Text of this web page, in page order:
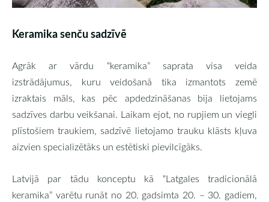
Keramika senču sadzīvē
Agrāk ar vārdu “keramika” saprata visa veida
izstrādājumus, kuru veidošanā tika izmantots zemē
izraktais māls, kas pēc apdedzināšanas bija lietojams
sadzīves darbu veikšanai. Laikam ejot, no rupjiem un viegli
plīstošiem traukiem, sadzīvē lietojamo trauku klāsts kļuva
aizvien specializētāks un estētiski pievilcīgāks.
Latvijā par tādu konceptu kā “Latgales tradicionālā
keramika” varētu runāt no 20. gadsimta 20. – 30. gadiem,